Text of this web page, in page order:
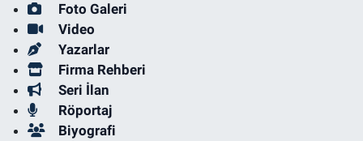
Foto Galeri
Video
Yazarlar
Firma Rehberi
Seri İlan
Röportaj
Biyografi